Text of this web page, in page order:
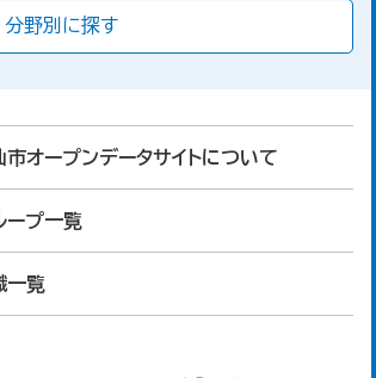
分野別に探す
市オープンデータサイトについて
ープ一覧
一覧
位別従業者数」のデータを
数」のデータを参照してい